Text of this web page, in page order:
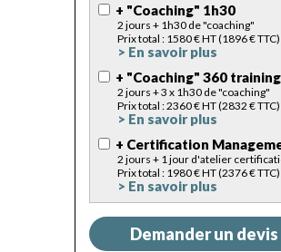
+ "Coaching" 1h30
2 jours + 1h30 de "coaching"
Prix total : 1580 € HT (1896 € TTC)
> En savoir plus
+ "Coaching" 360 training
2 jours + 3 x 1h30 de "coaching"
Prix total : 2360 € HT (2832 € TTC)
> En savoir plus
+ Certification
2 jours + 1 jour d'atelier
Prix total : 1980 € HT (2376 € TTC)
> En savoir plus
Demander un devis